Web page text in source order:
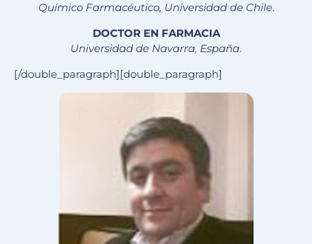
Químico Farmacéutico, Universidad de Chile.
DOCTOR EN FARMACIA
Universidad de Navarra, España.
[/double_paragraph][double_paragraph]